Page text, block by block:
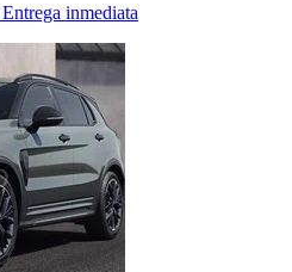
Entrega inmediata